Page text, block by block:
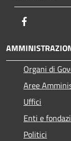
Organi di
Aree
Uffici
Enti e
Politici